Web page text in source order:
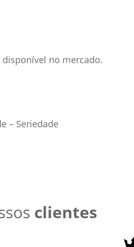
no mercado.
– Seriedade
clientes